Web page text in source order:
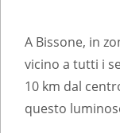
A Bissone, in
vicino a tutti i
10 km dal
questo